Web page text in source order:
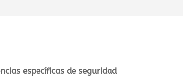
específicas de seguridad